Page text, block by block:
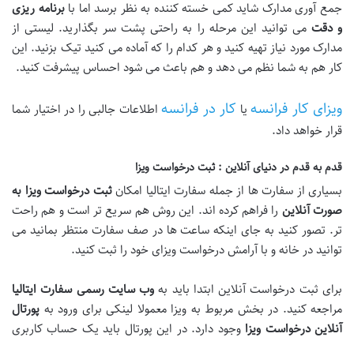
جمع آوری مدارک شاید کمی خسته کننده به نظر برسد اما بابرنامه ریزی
و دقت می توانید این مرحله را به راحتی پشت سر بگذارید. لیستی از
مدارک مورد نیاز تهیه کنید و هر کدام را که آماده می کنید تیک بزنید. این
کار هم به شما نظم می دهد و هم باعث می شود احساس پیشرفت کنید.
ویزای کار فرانسه یا کار در فرانسه اطلاعات جالبی را در اختیار شما
قرار خواهد داد.
قدم به قدم در دنیای آنلاین : ثبت درخواست ویزا
بسیاری از سفارت ها از جمله سفارت ایتالیا امکانثبت درخواست ویزا به
صورت آنلاین را فراهم کرده اند. این روش هم سریع تر است و هم راحت
تر. تصور کنید به جای اینکه ساعت ها در صف سفارت منتظر بمانید می
توانید در خانه و با آرامش درخواست ویزای خود را ثبت کنید.
برای ثبت درخواست آنلاین ابتدا باید به وب سایت رسمی سفارت ایتالیا
مراجعه کنید. در بخش مربوط به ویزا معمولا لینکی برای ورود به پورتال
آنلاین درخواست ویزا وجود دارد. در این پورتال باید یک حساب کاربری